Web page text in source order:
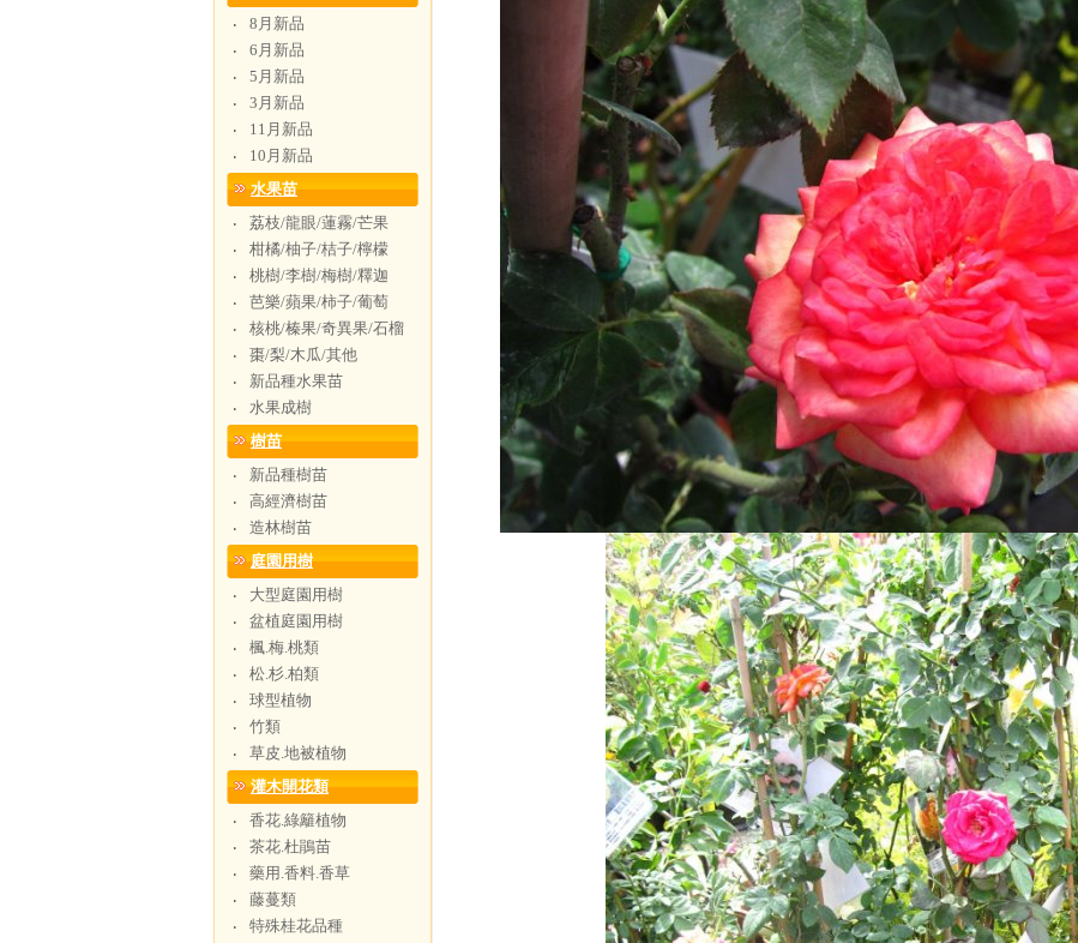
‧
8月新品
‧
6月新品
‧
5月新品
‧
3月新品
‧
11月新品
‧
10月新品
水果苗
‧
荔枝/龍眼/蓮霧/芒果
‧
柑橘/柚子/桔子/檸檬
‧
桃樹/李樹/梅樹/釋迦
‧
芭樂/蘋果/柿子/葡萄
‧
核桃/榛果/奇異果/石榴
‧
棗/梨/木瓜/其他
‧
新品種水果苗
‧
水果成樹
樹苗
‧
新品種樹苗
‧
高經濟樹苗
‧
造林樹苗
庭園用樹
‧
大型庭園用樹
‧
盆植庭園用樹
‧
楓.梅.桃類
‧
松.杉.柏類
‧
球型植物
‧
竹類
‧
草皮.地被植物
灌木開花類
‧
香花.綠籬植物
‧
茶花.杜鵑苗
‧
藥用.香料.香草
‧
藤蔓類
‧
特殊桂花品種